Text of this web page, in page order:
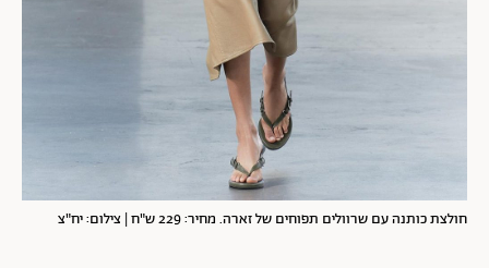
חולצת כותנה עם שרוולים תפוחים של זארה. מחיר: 229 ש"ח | צילום: יח"צ